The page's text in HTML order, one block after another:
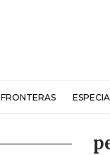
FRONTERAS